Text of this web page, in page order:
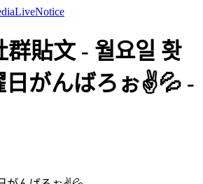
LiveNotice
貼文 - 월요일 홧
日がんばろぉ✌️💦 -